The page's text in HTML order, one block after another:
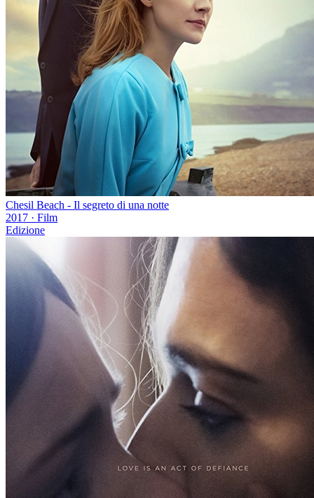
Chesil Beach - Il segreto di una notte
2017 · Film
Edizione